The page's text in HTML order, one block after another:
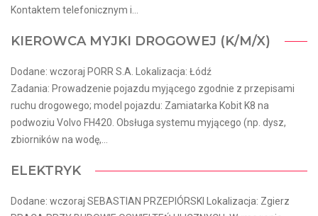
Kontaktem telefonicznym i...
KIEROWCA MYJKI DROGOWEJ (K/M/X)
Dodane: wczoraj PORR S.A. Lokalizacja: Łódź
Zadania: Prowadzenie pojazdu myjącego zgodnie z przepisami
ruchu drogowego; model pojazdu: Zamiatarka Kobit K8 na
podwoziu Volvo FH420. Obsługa systemu myjącego (np. dysz,
zbiorników na wodę,...
ELEKTRYK
Dodane: wczoraj SEBASTIAN PRZEPIÓRSKI Lokalizacja: Zgierz